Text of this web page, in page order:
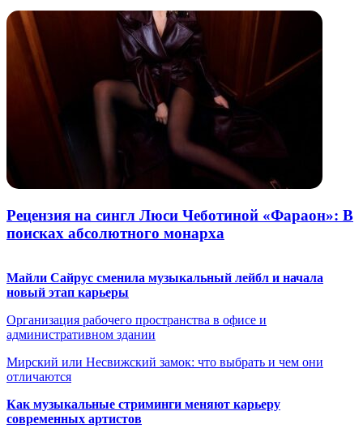
Рецензия на сингл Люси Чеботиной «Фараон»: В
поисках абсолютного монарха
Майли Сайрус сменила музыкальный лейбл и начала
новый этап карьеры
Организация рабочего пространства в офисе и
административном здании
Мирский или Несвижский замок: что выбрать и чем они
отличаются
Как музыкальные стриминги меняют карьеру
современных артистов